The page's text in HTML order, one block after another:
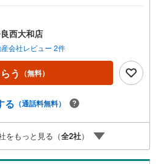
見学可！・今から見たい！というお声
！◇住宅ローンもお任せください！
（地方銀行・都市銀行・信用金庫et
0.875％～（審査内容により異なりま
不動産キャンペーン対象店舗 ◇◇ ----
ただくとPayPayボーナスライトがもら
もらう」「見学予約をする」からエン
西大和店
会社レビュー 2件
う （無料）
る （通話料無料）
をもっと見る（全2社）